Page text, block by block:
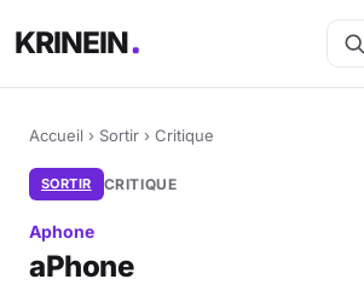
KRINEIN
Accueil › Sortir › Critique
SORTIR CRITIQUE
Aphone
aPhone